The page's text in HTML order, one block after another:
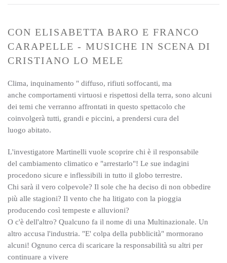
CON ELISABETTA BARO E FRANCO
CARAPELLE - MUSICHE IN SCENA DI
CRISTIANO LO MELE
Clima, inquinamento " diffuso, rifiuti soffocanti, ma
anche comportamenti virtuosi e rispettosi della terra, sono alcuni
dei temi che verranno affrontati in questo spettacolo che
coinvolgerà tutti, grandi e piccini, a prendersi cura del
luogo abitato.
L'investigatore Martinelli vuole scoprire chi è il responsabile
del cambiamento climatico e "arrestarlo"! Le sue indagini
procedono sicure e inflessibili in tutto il globo terrestre.
Chi sarà il vero colpevole? Il sole che ha deciso di non obbedire
più alle stagioni? Il vento che ha litigato con la pioggia
producendo così tempeste e alluvioni?
O c'è dell'altro? Qualcuno fa il nome di una Multinazionale. Un
altro accusa l'industria. "E' colpa della pubblicità" mormorano
alcuni! Ognuno cerca di scaricare la responsabilità su altri per
continuare a vivere